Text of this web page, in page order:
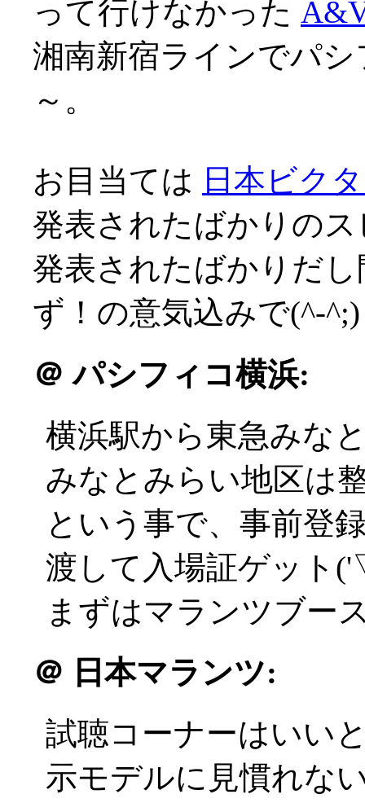
って行けなかった
湘南新宿ラインでパ
～。
お目当ては 日本ビク
発表されたばかりの
発表されたばかりだ
ず！の意気込みで(^-^;)
＠ パシフィコ横浜:
横浜駅から東急みな
みなとみらい地区は
という事で、事前登
渡して入場証ゲット
まずはマランツブー
＠ 日本マランツ:
試聴コーナーはいい
示モデルに見慣れな